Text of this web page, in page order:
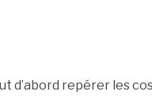
d’abord repérer les